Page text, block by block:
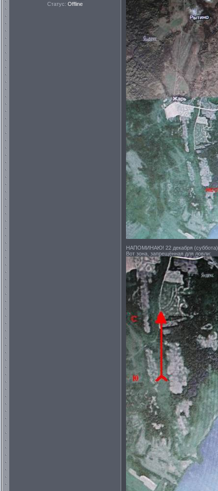
Статус: Offline
НАПОМИНАЮ! 22 декабря (суббота)
Вот зона, запрещённая для ловли: